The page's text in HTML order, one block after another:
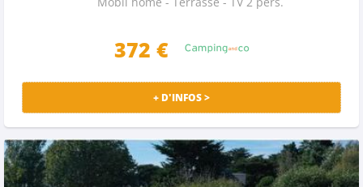
372 €
+ D'INFOS >